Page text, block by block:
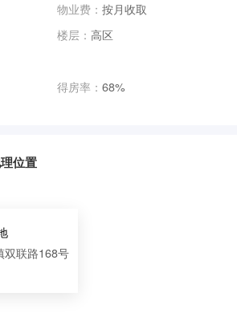
物业费： 按月收取
楼层： 高区
得房率： 68%
位置
双联路168号